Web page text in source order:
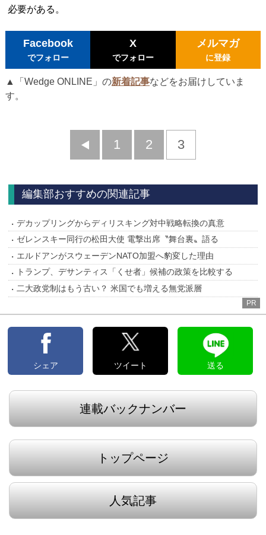
必要がある。
Facebook
でフォロー
X
でフォロー
メルマガ
に登録
▲「Wedge ONLINE」の新着記事などをお届けしていま
す。
前
1 2 3
編集部おすすめの関連記事
デカップリングからディリスキング対中戦略転換の真意
ゼレンスキー同行の松田大使 電撃出席〝舞台裏〟語る
エルドアンがスウェーデンNATO加盟へ豹変した理由
トランプ、デサンティス「くせ者」候補の政策を比較する
二大政党制はもう古い？ 米国でも増える無党派層
PR
シェア ツイート 送る
連載バックナンバー
トップページ
人気記事